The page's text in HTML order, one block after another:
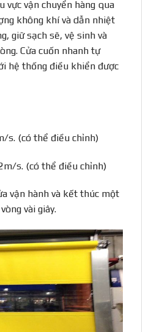
vực vận chuyển hàng qua
không khí và dẫn nhiệt
giữ sạch sẽ, vệ sinh và
Cửa cuốn nhanh tự
hệ thống điều khiển được
s. (có thể điều chỉnh)
s. (có thể điều chỉnh)
vận hành và kết thúc một
vài giây.